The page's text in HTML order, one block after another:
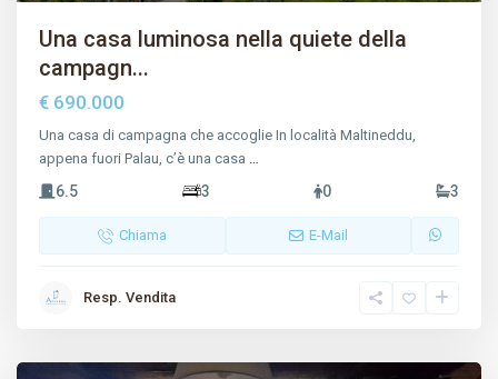
Una casa luminosa nella quiete della
campagn...
€ 690.000
Una casa di campagna che accoglie In località Maltineddu,
appena fuori Palau, c’è una casa …
6.5 3 0 3
Chiama E-Mail
Resp. Vendita